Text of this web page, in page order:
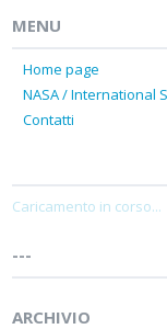
MENU
Home page
NASA / International
Contatti
Caricamento in corso...
---
ARCHIVIO